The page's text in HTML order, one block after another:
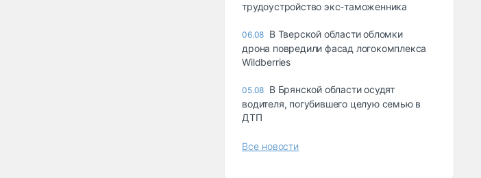
трудоустройство экс-таможенника
06.08 В Тверской области обломки
дрона повредили фасад логокомплекса
Wildberries
05.08 В Брянской области осудят
водителя, погубившего целую семью в
ДТП
Все новости